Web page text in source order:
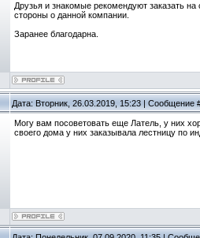
Друзья и знакомые рекомендуют заказать
стороны о данной компании.
Заранее благодарна.
Дата: Вторник, 26.03.2019, 15:23 | Сообщение
Могу вам посоветовать еще Латель, у них
своего дома у них заказывала лестницу по